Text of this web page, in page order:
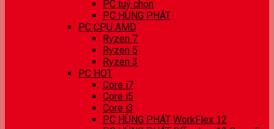
PC tuỳ chọn
PC HÙNG PHÁT
PC CPU AMD
Ryzen 7
Ryzen 5
Ryzen 3
PC HOT
Core i7
Core i5
Core i3
PC HÙNG PHÁT WorkFlex 12